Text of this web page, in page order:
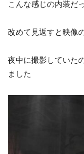
こんな感じの内装だ
改めて見返すと映像
夜中に撮影していた
ました